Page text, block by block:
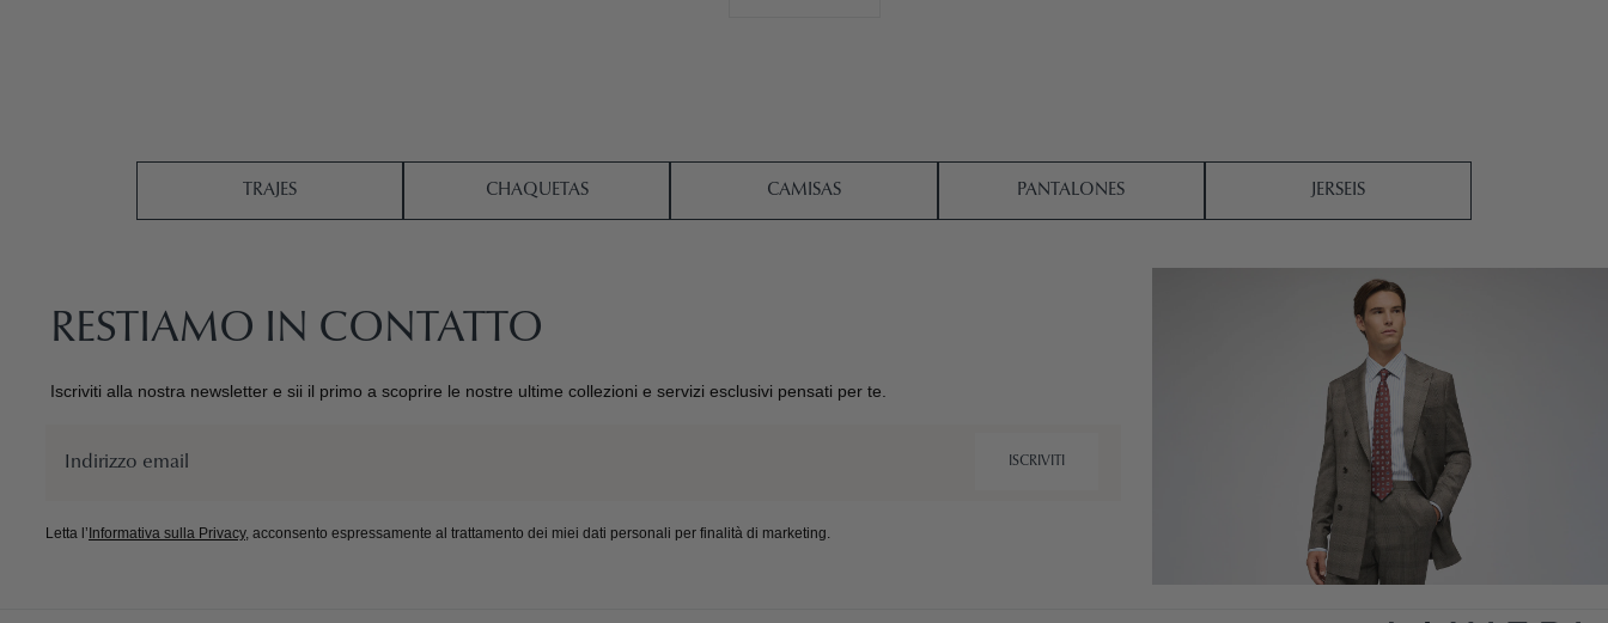
TRAJES CHAQUETAS CAMISAS PANTALONES JERSEIS
RESTIAMO IN CONTATTO
Iscriviti alla nostra newsletter e sii il primo a scoprire le nostre ultime collezioni e servizi esclusivi pensati per te.
ISCRIVITI
Letta l’ Informativa sulla Privacy, acconsento espressamente al trattamento dei miei dati personali per finalità di marketing.